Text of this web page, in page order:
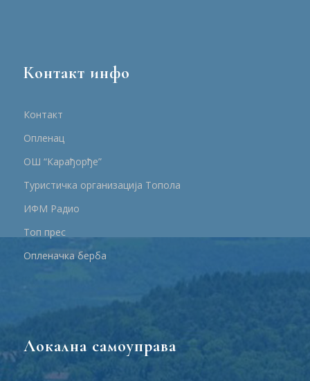
Контакт инфо
Контакт
Опленац
ОШ “Карађорђе”
Туристичка организација Топола
ИФМ Радио
Топ прес
Опленачка берба
Локална самоуправа